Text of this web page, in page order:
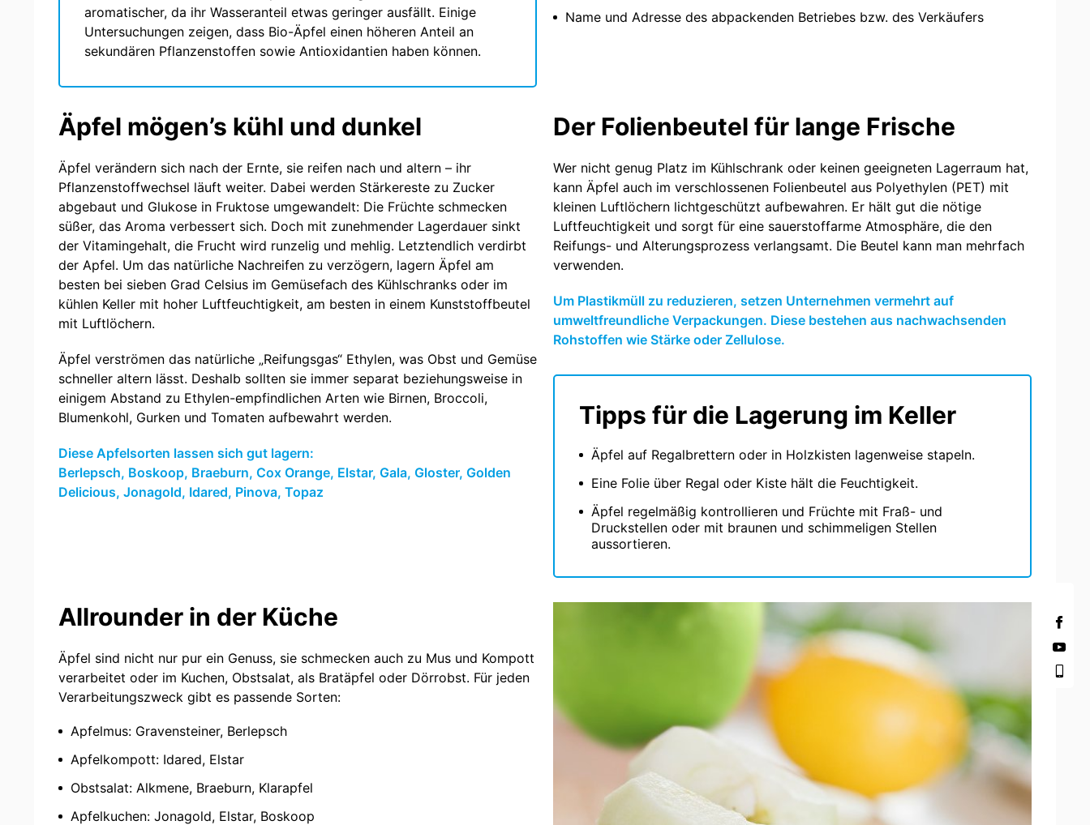
aromatischer, da ihr Wasseranteil etwas geringer ausfällt. Einige
Untersuchungen zeigen, dass Bio-Äpfel einen höheren Anteil an
sekundären Pflanzenstoffen sowie Antioxidantien haben können.
Name und Adresse des abpackenden Betriebes bzw. des Verkäufers
Äpfel mögen’s kühl und dunkel
Äpfel verändern sich nach der Ernte, sie reifen nach und altern – ihr
Pflanzenstoffwechsel läuft weiter. Dabei werden Stärkereste zu Zucker
abgebaut und Glukose in Fruktose umgewandelt: Die Früchte schmecken
süßer, das Aroma verbessert sich. Doch mit zunehmender Lagerdauer sinkt
der Vitamingehalt, die Frucht wird runzelig und mehlig. Letztendlich verdirbt
der Apfel. Um das natürliche Nachreifen zu verzögern, lagern Äpfel am
besten bei sieben Grad Celsius im Gemüsefach des Kühlschranks oder im
kühlen Keller mit hoher Luftfeuchtigkeit, am besten in einem Kunststoffbeutel
mit Luftlöchern.
Äpfel verströmen das natürliche „Reifungsgas“ Ethylen, was Obst und Gemüse
schneller altern lässt. Deshalb sollten sie immer separat beziehungsweise in
einigem Abstand zu Ethylen-empfindlichen Arten wie Birnen, Broccoli,
Blumenkohl, Gurken und Tomaten aufbewahrt werden.
Diese Apfelsorten lassen sich gut lagern:
Berlepsch, Boskoop, Braeburn, Cox Orange, Elstar, Gala, Gloster, Golden
Delicious, Jonagold, Idared, Pinova, Topaz
Der Folienbeutel für lange Frische
Wer nicht genug Platz im Kühlschrank oder keinen geeigneten Lagerraum hat,
kann Äpfel auch im verschlossenen Folienbeutel aus Polyethylen (PET) mit
kleinen Luftlöchern lichtgeschützt aufbewahren. Er hält gut die nötige
Luftfeuchtigkeit und sorgt für eine sauerstoffarme Atmosphäre, die den
Reifungs- und Alterungsprozess verlangsamt. Die Beutel kann man mehrfach
verwenden.
Um Plastikmüll zu reduzieren, setzen Unternehmen vermehrt auf
umweltfreundliche Verpackungen. Diese bestehen aus nachwachsenden
Rohstoffen wie Stärke oder Zellulose.
Tipps für die Lagerung im Keller
Äpfel auf Regalbrettern oder in Holzkisten lagenweise stapeln.
Eine Folie über Regal oder Kiste hält die Feuchtigkeit.
Äpfel regelmäßig kontrollieren und Früchte mit Fraß- und
Druckstellen oder mit braunen und schimmeligen Stellen
aussortieren.
Allrounder in der Küche
Äpfel sind nicht nur pur ein Genuss, sie schmecken auch zu Mus und Kompott
verarbeitet oder im Kuchen, Obstsalat, als Bratäpfel oder Dörrobst. Für jeden
Verarbeitungszweck gibt es passende Sorten:
Apfelmus: Gravensteiner, Berlepsch
Apfelkompott: Idared, Elstar
Obstsalat: Alkmene, Braeburn, Klarapfel
Apfelkuchen: Jonagold, Elstar, Boskoop